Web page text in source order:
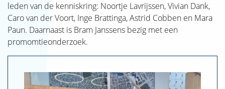
leden van de kenniskring: Noortje Lavrijssen, Vivian Dank,
Caro van der Voort, Inge Brattinga, Astrid Cobben en Mara
Paun. Daarnaast is Bram Janssens bezig met een
promomtieonderzoek.